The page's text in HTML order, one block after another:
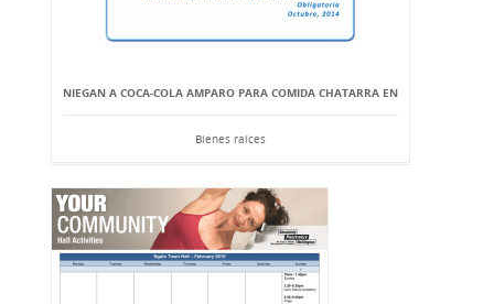
NIEGAN A COCA-COLA AMPARO PARA COMIDA CHATARRA EN
Bienes raíces